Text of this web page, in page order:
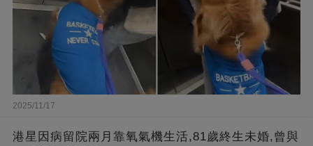
2025/11/17
港星因病留院兩月靠氧氣機生活,81歲終生未婚,曾與